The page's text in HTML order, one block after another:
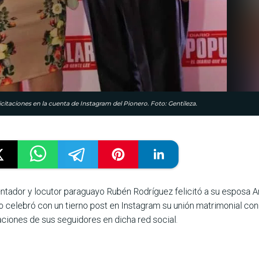
en la cuenta de Instagram del Pionero. Foto: Gentileza.
y locutor paraguayo Rubén Rodríguez felicitó a su esposa
celebró con un tierno post en Instagram su unión matrimonial
de sus seguidores en dicha red social.